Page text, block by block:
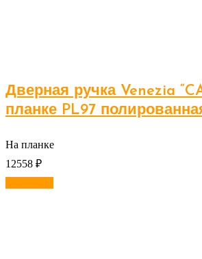
Дверная ручка Venezia
планке PL97
На планке
12558 ₽